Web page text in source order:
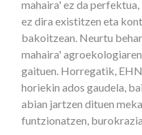
mahaira' ez da
ez dira existitzen eta
bakoitzean. Neurtu
mahaira'
gaituen. Horregatik,
horiekin ados gaudela,
abian jartzen dituen
funtzionatzen,